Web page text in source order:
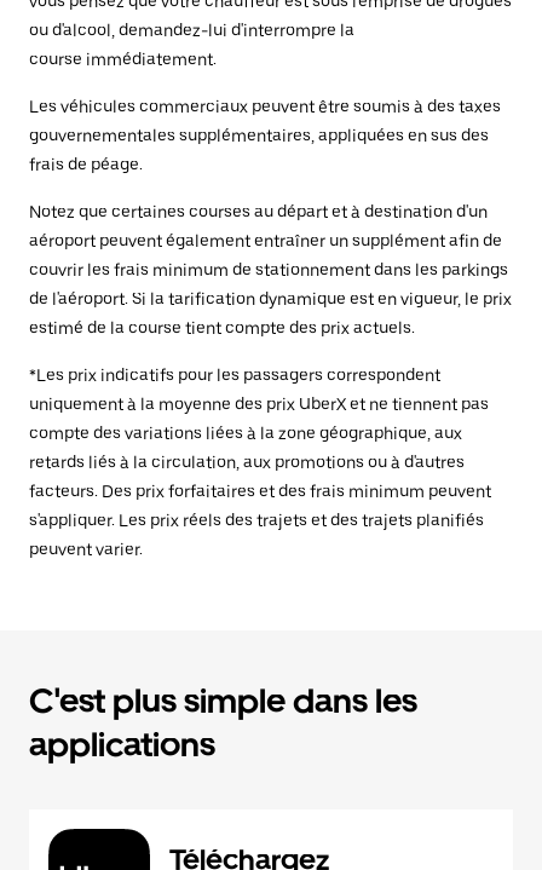
ou d'alcool, demandez-lui d'interrompre la
course immédiatement.
Les véhicules commerciaux peuvent être soumis à des taxes
gouvernementales supplémentaires, appliquées en sus des
frais de péage.
Notez que certaines courses au départ et à destination d'un
aéroport peuvent également entraîner un supplément afin de
couvrir les frais minimum de stationnement dans les parkings
de l'aéroport. Si la tarification dynamique est en vigueur, le prix
estimé de la course tient compte des prix actuels.
*Les prix indicatifs pour les passagers correspondent
uniquement à la moyenne des prix UberX et ne tiennent pas
compte des variations liées à la zone géographique, aux
retards liés à la circulation, aux promotions ou à d'autres
facteurs. Des prix forfaitaires et des frais minimum peuvent
s'appliquer. Les prix réels des trajets et des trajets planifiés
peuvent varier.
C'est plus simple dans les
applications
Téléchargez